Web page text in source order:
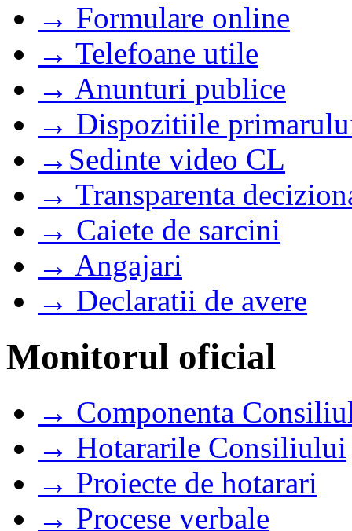
→ Formulare online
→ Telefoane utile
→ Anunturi publice
→ Dispozitiile
→Sedinte video CL
→ Transparenta
→ Caiete de sarcini
→ Angajari
→ Declaratii de avere
Monitorul oficial
→ Componenta
→ Hotararile Consiliului
→ Proiecte de hotarari
→ Procese verbale